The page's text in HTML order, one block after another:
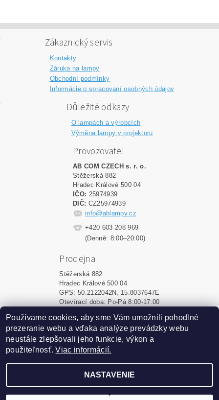
Zákaznický servis
Kontakty
Záruka na lampy
Obchodní podmínky
Informácie o spracovaní osobných údajov
Důležité odkazy
O lampách a výrobcích
Výměna lampy v projektoru
Provozovatel
AB COM CZECH s. r. o.
Stěžerská 882
Hradec Králové 500 04
IČO: 25974939
DIČ: CZ25974939
info@ablampy.cz
+420 603 208 969
(Denně: 8:00–20:00)
Prodejna
Stěžerská 882
Hradec Králové 500 04
GPS: 50.2122042N, 15.8037647E
Otevírací doba: Po-Pá 8:00-17:00
Shoptet.sk MôjPrvýEshop.sk
Vytvoril Shoptet
Podle zákona o evidenci tržeb je prodávající povinen
Používame cookies, aby sme Vám umožnili pohodlné
prezeranie webu a vďaka analýze prevádzky webu
neustále zlepšovali jeho funkcie, výkon a
použiteľnosť.Viac informácií.
NASTAVENIE